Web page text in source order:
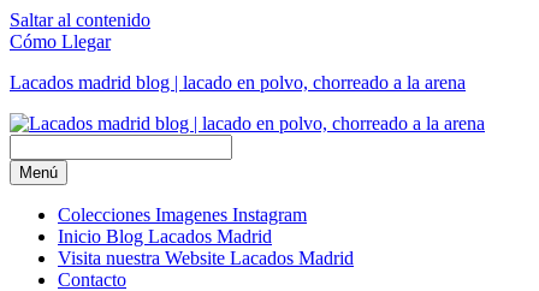
Saltar al contenido
Cómo Llegar
Lacados madrid blog | lacado en polvo, chorreado a la arena
Menú
Colecciones Imagenes Instagram
Inicio Blog Lacados Madrid
Visita nuestra Website Lacados Madrid
Contacto